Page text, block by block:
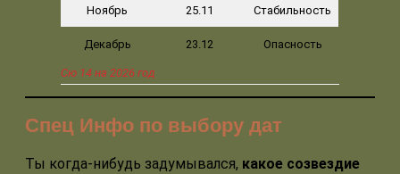
Ноябрь 25.11 Стабильность
Декабрь 23.12 Опасность
Сю 14 на 2026 год
Спец Инфо по выбору дат
Ты когда-нибудь задумывался, какое созвездие